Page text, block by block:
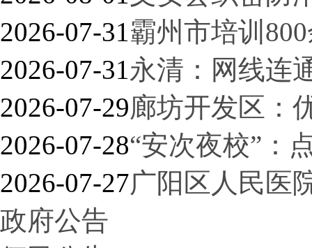
2026-07-31霸州市培训
2026-07-31永清：网线连
2026-07-29廊坊开发区：
2026-07-28“安次夜校”：
2026-07-27广阳区人民医
政府公告